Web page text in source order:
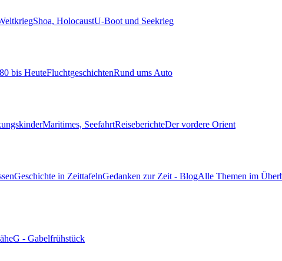
Shoa, HolocaustU-Boot und Seekrieg
bis HeuteFluchtgeschichtenRund ums Auto
Maritimes, SeefahrtReiseberichteDer vordere Orient
Geschichte in ZeittafelnGedanken zur Zeit - BlogAlle Themen im
G - Gabelfrühstück